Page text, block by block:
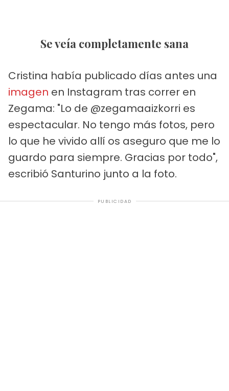
Se veía completamente sana
Cristina había publicado días antes una
imagen en Instagram tras correr en
Zegama: "Lo de @zegamaaizkorri es
espectacular. No tengo más fotos, pero
lo que he vivido allí os aseguro que me lo
guardo para siempre. Gracias por todo",
escribió Santurino junto a la foto.
PUBLICIDAD